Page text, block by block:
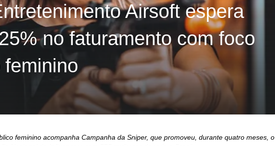
Airsoft espera
no faturamento com foco
feminino acompanha Campanha da Sniper, que promoveu, durante quatro meses, o